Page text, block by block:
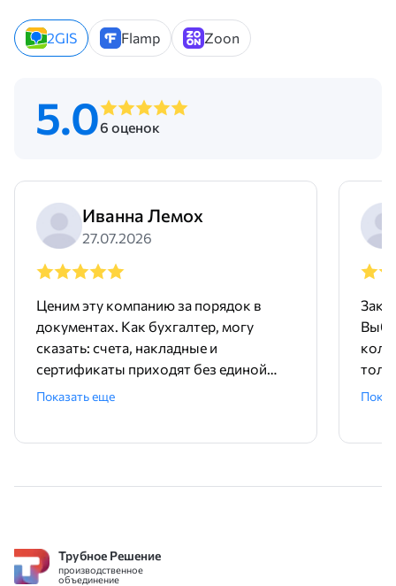
2GIS Flamp Zoon
5.06 оценок
Иванна Лемох
27.07.2026
Ценим эту компанию за порядок в
документах. Как бухгалтер, могу
сказать: счета, накладные и
сертификаты приходят без единой
ошибки, все четко и вовремя.
Показать еще
Трубное Решение
производственное
объединение